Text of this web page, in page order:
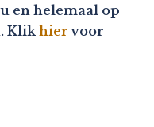
en helemaal op
Klik hier voor